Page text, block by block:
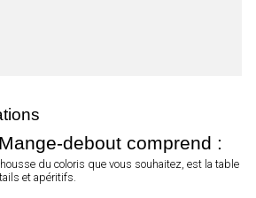
debout comprend :
du coloris que vous souhaitez, est la table
et apéritifs.